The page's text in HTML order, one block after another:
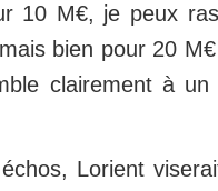
10 M€, je peux
bien pour 20
clairement à
Lorient